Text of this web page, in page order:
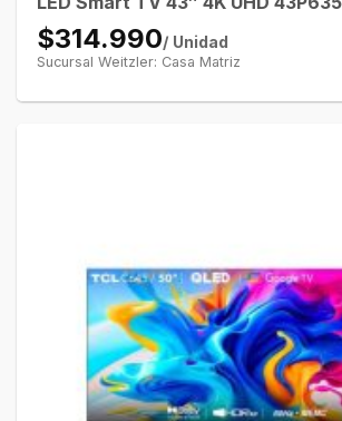
$314.990/ Unidad
Sucursal Weitzler: Casa Matriz